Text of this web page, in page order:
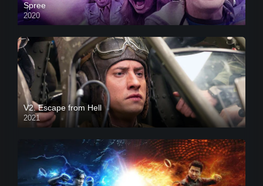
Spree
2020
V2. Escape from Hell
2021